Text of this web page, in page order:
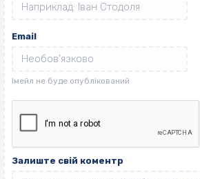
Email
Залиште свій коментр